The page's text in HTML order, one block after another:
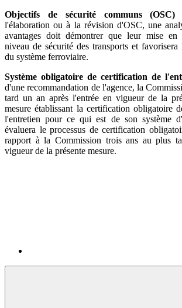
Objectifs de sécurité communs (OSC)
l'élaboration ou à la révision d'OSC, une
avantages doit démontrer que leur mise en
niveau de sécurité des transports et
du système ferroviaire.
Système obligatoire de certification de
d'une recommandation de l'agence, la
tard un an après l'entrée en vigueur de la
mesure établissant la certification obligatoire
l'entretien pour ce qui est de son système
évaluera le processus de certification
rapport à la Commission trois ans au plus
vigueur de la présente mesure.